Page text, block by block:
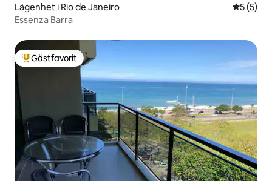
Lägenhet i Rio de Janeiro 5 av 5 i
5 (5)
Essenza Barra
Populär gästfavorit
Gästfavorit